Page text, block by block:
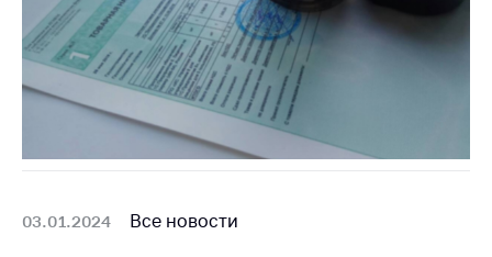
03.01.2024 Все новости